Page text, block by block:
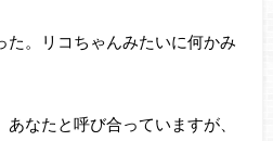
た。リコちゃんみたいに何かみ
なたと呼び合っていますが、